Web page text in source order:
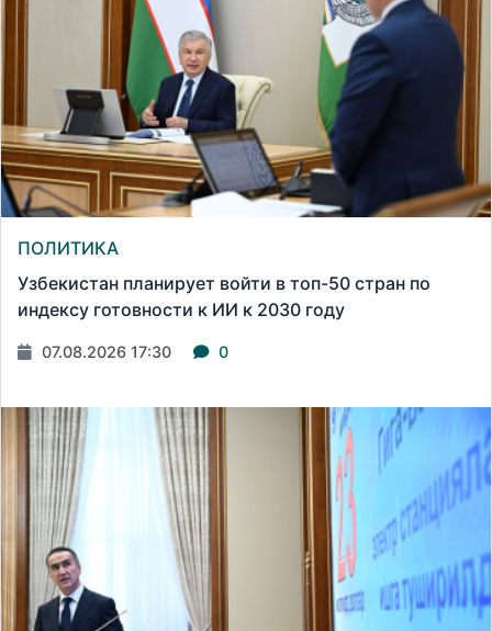
ПОЛИТИКА
Узбекистан планирует войти в топ-50 стран по
индексу готовности к ИИ к 2030 году
07.08.2026 17:30 0